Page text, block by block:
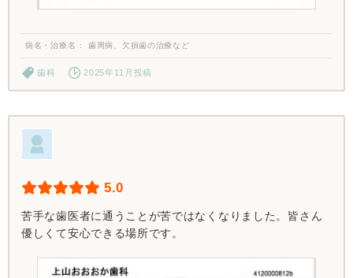
病名・治療名 歯周病、欠損歯の治療など
歯科 2025年11月投稿
5.0
苦手な歯医者に通うことが苦ではなくなりました。皆さん
優しくて安心できる場所です。